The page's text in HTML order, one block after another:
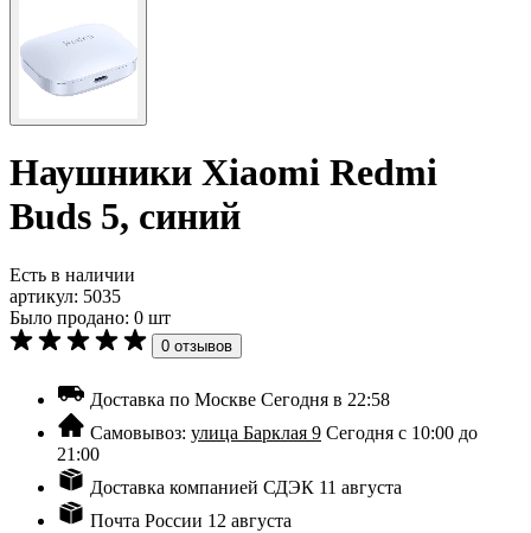
Наушники Xiaomi Redmi
Buds 5, синий
Есть в наличии
артикул: 5035
Было продано: 0 шт
0 отзывов
Доставка по Москве Сегодня в 22:58
Самовывоз: улица Барклая 9 Сегодня с 10:00 до
21:00
Доставка компанией СДЭК 11 августа
Почта России 12 августа